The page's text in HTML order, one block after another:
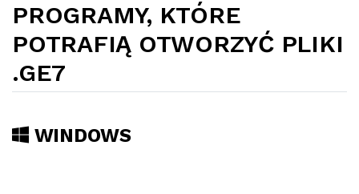
PROGRAMY, KTÓRE
POTRAFIĄ OTWORZYĆ PLIKI
.GE7
WINDOWS